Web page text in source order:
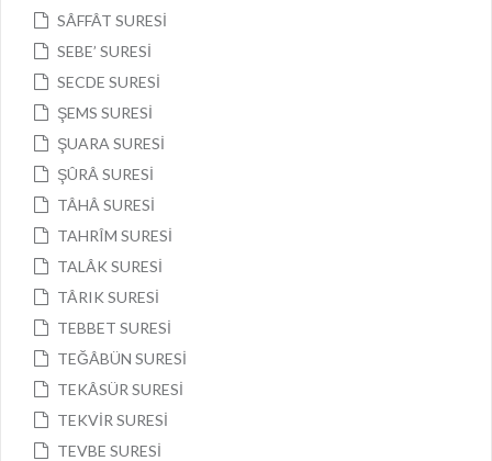
SÂFFÂT SURESİ
SEBE’ SURESİ
SECDE SURESİ
ŞEMS SURESİ
ŞUARA SURESİ
ŞÛRÂ SURESİ
TÂHÂ SURESİ
TAHRÎM SURESİ
TALÂK SURESİ
TÂRIK SURESİ
TEBBET SURESİ
TEĞÂBÜN SURESİ
TEKÂSÜR SURESİ
TEKVİR SURESİ
TEVBE SURESİ